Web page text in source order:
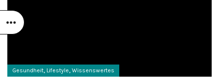
Gesundheit, Lifestyle, Wissenswertes